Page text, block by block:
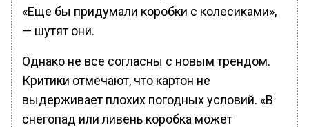
«Еще бы придумали коробки с колесиками»,
— шутят они.
Однако не все согласны с новым трендом.
Критики отмечают, что картон не
выдерживает плохих погодных условий. «В
снегопад или ливень коробка может